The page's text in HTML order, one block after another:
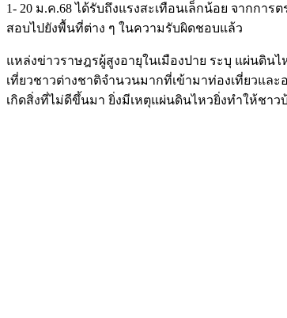
1- 20 ม.ค.68 ได้รับถึงแรงสะเทือนเล็กน้อย จากกา
สอบไปยังพื้นที่ต่าง ๆ ในความรับผิดชอบแล้ว
แหล่งข่าวราษฎรผู้สูงอายุในเมืองปาย ระบุ แผ่นดิน
เที่ยวชาวต่างชาติจำนวนมากที่เข้ามาท่องเที่ยวแล
เกิดสิ่งที่ไม่ดีขึ้นมา ยิ่งมีเหตุแผ่นดินไหวยิ่งทำให้ชา